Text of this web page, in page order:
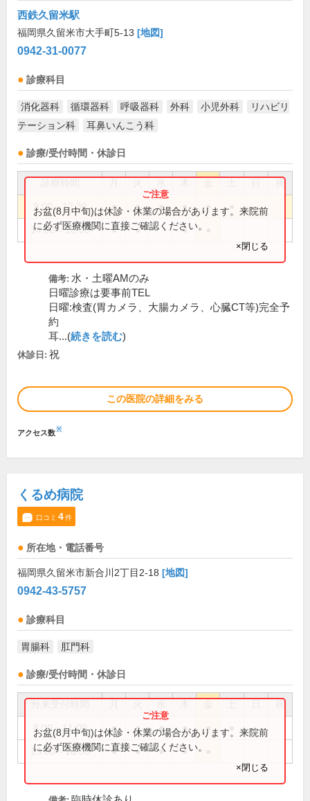
西鉄久留米駅
福岡県久留米市大手町5-13 [地図]
0942-31-0077
診療科目
消化器科 循環器科 呼吸器科 外科 小児外科
リハビリ
テーション科
耳鼻いんこう科
診療/受付時間・休診日
祝
9:00～12:30 ● ● ● ● ●
14:00～18:00 ● ● ●
お盆(8月中旬)は休診・休業の場合があります。来院前
に必ず医療機関に直接ご確認ください。
×閉じる
備考: 水・土曜AMのみ
日曜診療は要事前TEL
日曜:検査(胃カメラ、大腸カメラ、心臓CT等)完全予
約
耳...(続きを読む)
休診日: 祝
この医院の詳細をみる
アクセス数※
くるめ病院
口コミ 4件
所在地・電話番号
福岡県久留米市新合川2丁目2-18 [地図]
0942-43-5757
診療科目
胃腸科 肛門科
診療/受付時間・休診日
祝
8:00～11:00 ● ● ● ● ●
13:00～16:00 ● ● ● ●
お盆(8月中旬)は休診・休業の場合があります。来院前
に必ず医療機関に直接ご確認ください。
×閉じる